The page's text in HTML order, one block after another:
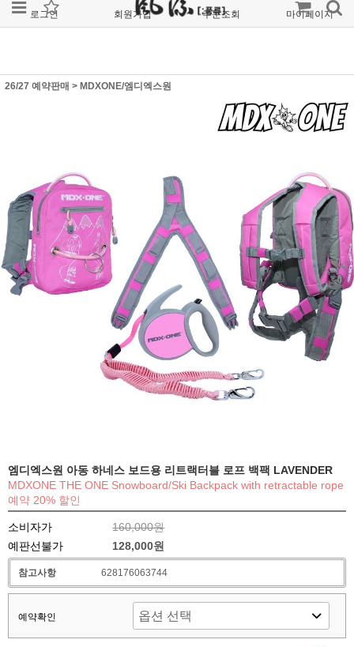
로그인 회원가입 주문조회 마이페이지
26/27 예약판매 > MDXONE/엠디엑스원
엠디엑스원 아동 하네스 보드용 리트랙터블 로프 백팩 LAVENDER
MDXONE THE ONE Snowboard/Ski Backpack with retractable rope
예약 20% 할인
소비자가
160,000원
예판선불가
128,000원
참고사항 628176063744
예약확인